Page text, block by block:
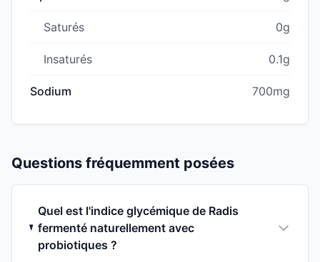
Saturés 0g
Insaturés 0.1g
Sodium 700mg
Questions fréquemment posées
Quel est l'indice glycémique de Radis
fermenté naturellement avec
probiotiques ?